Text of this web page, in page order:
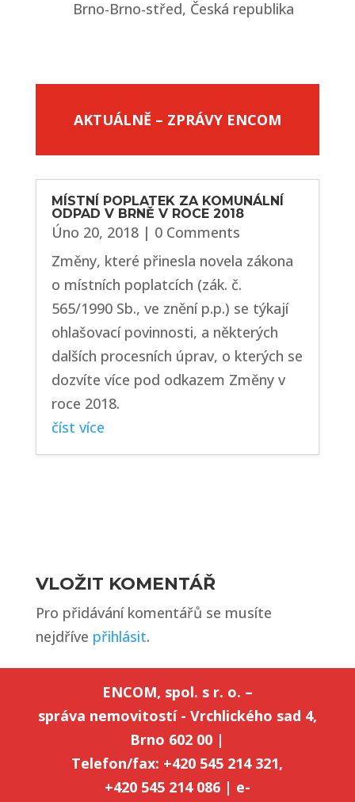
Brno-Brno-střed, Česká republika
AKTUÁLNĚ – ZPRÁVY ENCOM
MÍSTNÍ POPLATEK ZA KOMUNÁLNÍ
ODPAD V BRNĚ V ROCE 2018
Úno 20, 2018| 0 Comments
Změny, které přinesla novela zákona
o místních poplatcích (zák. č.
565/1990 Sb., ve znění p.p.) se týkají
ohlašovací povinnosti, a některých
dalších procesních úprav, o kterých se
dozvíte více pod odkazem Změny v
roce 2018.
číst více
VLOŽIT KOMENTÁŘ
Pro přidávání komentářů se musíte
nejdříve přihlásit.
ENCOM, spol. s r. o. –
správa nemovitostí - Vrchlického sad 4,
Brno 602 00 |
Telefon/fax: +420 545 214 321,
+420 545 214 086 | e-